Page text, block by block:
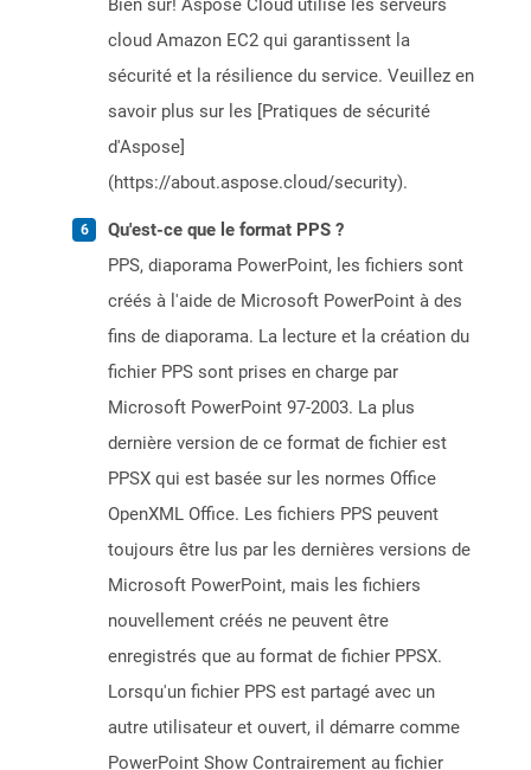
Bien sûr! Aspose Cloud utilise les serveurs
cloud Amazon EC2 qui garantissent la
sécurité et la résilience du service. Veuillez en
savoir plus sur les [Pratiques de sécurité
d'Aspose]
(https://about.aspose.cloud/security).
Qu'est-ce que le format PPS ?
PPS, diaporama PowerPoint, les fichiers sont
créés à l'aide de Microsoft PowerPoint à des
fins de diaporama. La lecture et la création du
fichier PPS sont prises en charge par
Microsoft PowerPoint 97-2003. La plus
dernière version de ce format de fichier est
PPSX qui est basée sur les normes Office
OpenXML Office. Les fichiers PPS peuvent
toujours être lus par les dernières versions de
Microsoft PowerPoint, mais les fichiers
nouvellement créés ne peuvent être
enregistrés que au format de fichier PPSX.
Lorsqu'un fichier PPS est partagé avec un
autre utilisateur et ouvert, il démarre comme
PowerPoint Show Contrairement au fichier